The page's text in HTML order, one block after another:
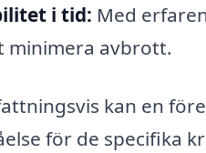
i tid: Med
minimera avbrott.
kan en
för de specifika